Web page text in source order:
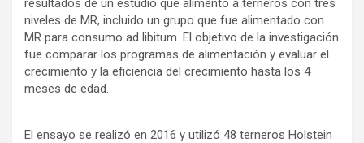
resultados de un estudio que alimentó a terneros con tres
niveles de MR, incluido un grupo que fue alimentado con
MR para consumo ad libitum. El objetivo de la investigación
fue comparar los programas de alimentación y evaluar el
crecimiento y la eficiencia del crecimiento hasta los 4
meses de edad.
El ensayo se realizó en 2016 y utilizó 48 terneros Holstein